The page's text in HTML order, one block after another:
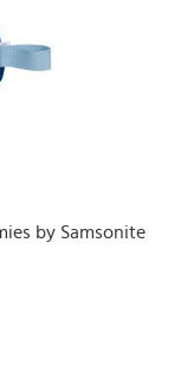
by Samsonite